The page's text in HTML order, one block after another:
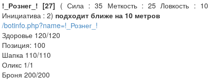
!_Рознег_! [27] ( Сила : 35 Меткость : 25 Ловкость : 10
Инициатива : 2) подходит ближе на 10 метров
/botinfo.php?name=!_Рознег_!
Здоровье 120/120
Позиция: 100
Шапка 110/110
Оликс 1/1
Броня 200/200